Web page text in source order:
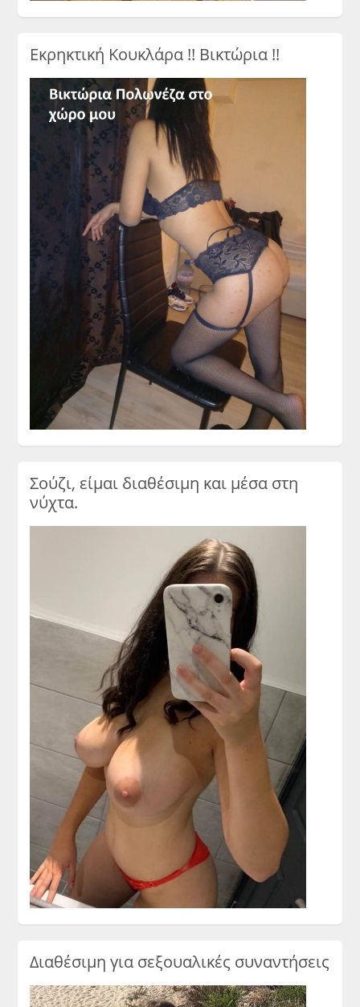
Εκρηκτική Κουκλάρα !! Βικτώρια !!
Σούζι, είμαι διαθέσιμη και μέσα στη
νύχτα.
Διαθέσιμη για σεξουαλικές συναντήσεις